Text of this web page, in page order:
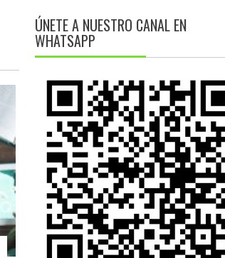
ÚNETE A NUESTRO CANAL EN
WHATSAPP